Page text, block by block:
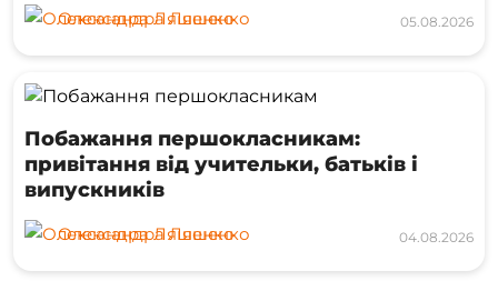
Олександра Ляшенко 05.08.2026
Побажання першокласникам:
привітання від учительки, батьків і
випускників
Олександра Ляшенко 04.08.2026